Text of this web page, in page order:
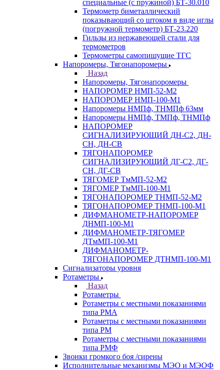
специальные (с пружиной) БТ-30.010
Термометр биметаллический
показывающий со штоком в виде иглы
(погружной термометр) БТ-23.220
Гильзы из нержавеющей стали для
термометров
Термометры самопишущие ТГС
Напоромеры, Тягонапоромеры
Назад
Напоромеры, Тягонапоромеры
НАПОРОМЕР НМП-52-М2
НАПОРОМЕР НМП-100-М1
Напоромеры НМПф, ТНМПф 63мм
Напоромеры НМПф, ТМПф, ТНМПф
НАПОРОМЕР
СИГНАЛИЗИРУЮЩИЙ ДН-С2, ДН-
СН, ДН-СВ
ТЯГОНАПОРОМЕР
СИГНАЛИЗИРУЮЩИЙ ДГ-С2, ДГ-
СН, ДГ-СВ
ТЯГОМЕР ТмМП-52-М2
ТЯГОМЕР ТмМП-100-М1
ТЯГОНАПОРОМЕР ТНМП-52-М2
ТЯГОНАПОРОМЕР ТНМП-100-М1
ДИФМАНОМЕТР-НАПОРОМЕР
ДНМП-100-М1
ДИФМАНОМЕТР-ТЯГОМЕР
ДТмМП-100-М1
ДИФМАНОМЕТР-
ТЯГОНАПОРОМЕР ДТНМП-100-М1
Сигнализаторы уровня
Ротаметры
Назад
Ротаметры
Ротаметры с местными показаниями
типа РМА
Ротаметры с местными показаниями
типа РМ
Ротаметры с местными показаниями
типа РМФ
Звонки громкого боя /сирены
Исполнительные механизмы МЭО и МЭОФ